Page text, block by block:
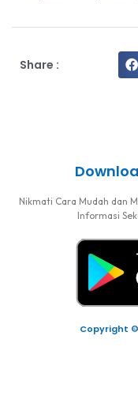
Share :
Nikmati Cara Mudah dan
Informasi
Copyright ©